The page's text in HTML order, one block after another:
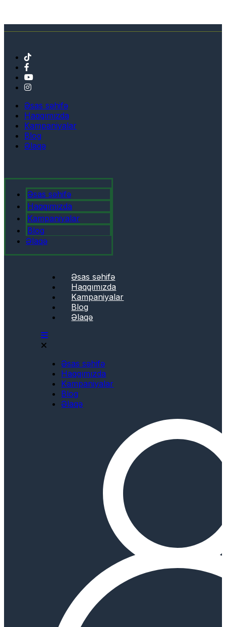
Əsas səhifə
Haqqımızda
Kampaniyalar
Blog
Əlaqə
Əsas səhifə
Haqqımızda
Kampaniyalar
Blog
Əlaqə
Əsas səhifə
Haqqımızda
Kampaniyalar
Blog
Əlaqə
Əsas səhifə
Haqqımızda
Kampaniyalar
Blog
Əlaqə